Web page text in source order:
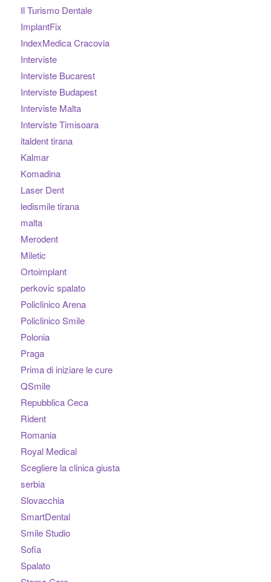
Il Turismo Dentale
ImplantFix
IndexMedica Cracovia
Interviste
Interviste Bucarest
Interviste Budapest
Interviste Malta
Interviste Timisoara
italdent tirana
Kalmar
Komadina
Laser Dent
ledismile tirana
malta
Merodent
Miletic
Ortoimplant
perkovic spalato
Policlinico Arena
Policlinico Smile
Polonia
Praga
Prima di iniziare le cure
QSmile
Repubblica Ceca
Rident
Romania
Royal Medical
Scegliere la clinica giusta
serbia
Slovacchia
SmartDental
Smile Studio
Sofia
Spalato